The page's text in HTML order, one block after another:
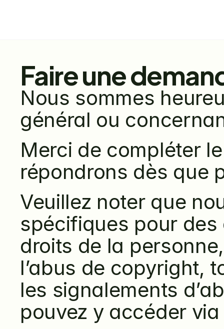
Faire une
Nous sommes
général ou
Merci de compléter
répondrons dès que
Veuillez noter que
spécifiques pour des
droits de la
l’abus de copyright,
les signalements
pouvez y accéder